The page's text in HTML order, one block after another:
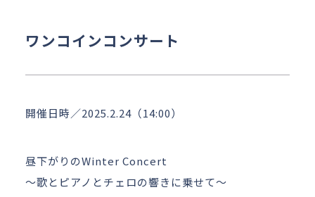
ご利用上の注意
お問い合わせ
ワンコインコンサート
開催日時／2025.2.24（14:00）
昼下がりのWinter Concert
～歌とピアノとチェロの響きに乗せて～